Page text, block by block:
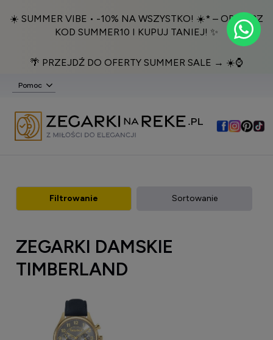
☀️ SUMMER VIBE • -10% NA WSZYSTKO! ☀️* – ODBIERZ
KOD SUMMER10 I KUPUJ TANIEJ! ✨
🌴 PRZEJDŹ DO OFERTY SUMMER SALE → ☀️⌚️
Pomoc
Filtrowanie Sortowanie
ZEGARKI DAMSKIE
TIMBERLAND